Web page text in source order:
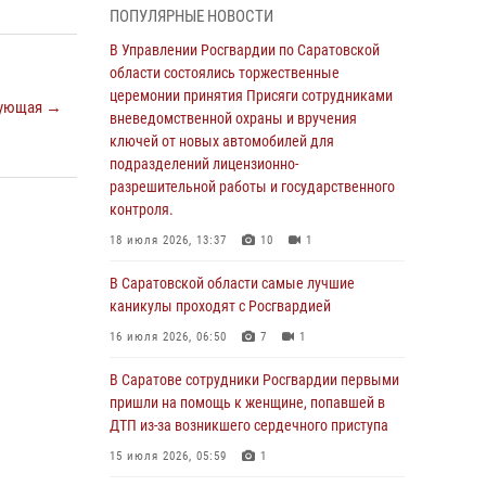
→
области состоялись торжественные
церемонии принятия Присяги сотрудниками
вневедомственной охраны и вручения
ключей от новых автомобилей для
подразделений лицензионно-
разрешительной работы и государственного
18 июля 2026, 13:37 10 1
В Саратовской области самые лучшие
16 июля 2026, 06:50 7 1
В Саратове сотрудники Росгвардии первыми
ДТП из-за возникшего сердечного приступа
15 июля 2026, 05:59 1
В Саратове продолжается масштабная
ПОПУЛЯРНЫЕ НОВОСТИ
В Управлении Росгвардии по Саратовской
области состоялись торжественные
церемонии принятия Присяги сотрудниками
вневедомственной охраны и вручения
ключей от новых автомобилей для
подразделений лицензионно-
разрешительной работы и государственного
контроля.
18 июля 2026, 13:37 10 1
В Саратовской области самые лучшие
каникулы проходят с Росгвардией
16 июля 2026, 06:50 7 1
В Саратове сотрудники Росгвардии первыми
пришли на помощь к женщине, попавшей в
ДТП из-за возникшего сердечного приступа
15 июля 2026, 05:59 1